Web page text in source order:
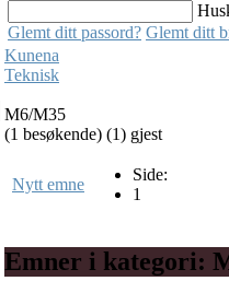
Glemt ditt passord? Glemt ditt
Kunena
Teknisk
M6/M35
(1 besøkende) (1) gjest
Nytt emne
Side:
1
Emner i kategori: